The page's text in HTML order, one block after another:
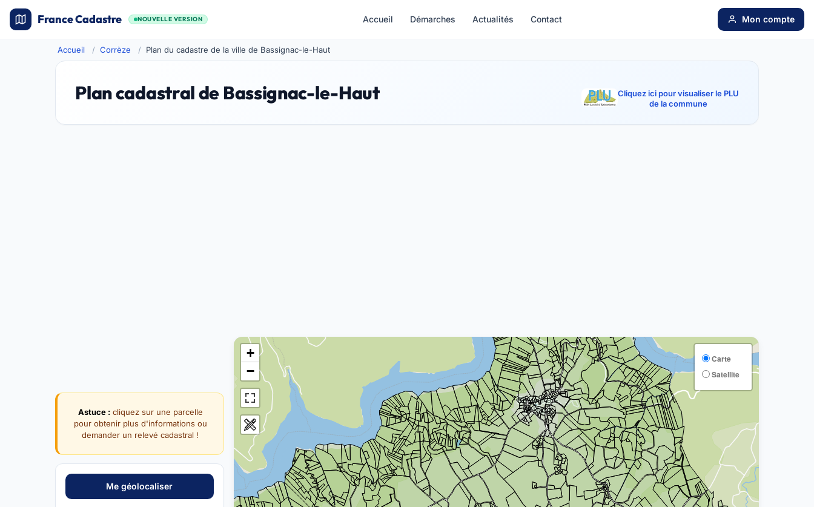
France Cadastre NOUVELLE VERSION Accueil Démarches Actualités Contact Mon compte
Accueil Corrèze Plan du cadastre de la ville de Bassignac-le-Haut
Plan cadastral de Bassignac-le-Haut
Cliquez ici pour visualiser le PLU
de la commune
Astuce :cliquez sur une parcelle
pour obtenir plus d'informations ou
demander un relevé cadastral !
+
−
Carte
Satellite